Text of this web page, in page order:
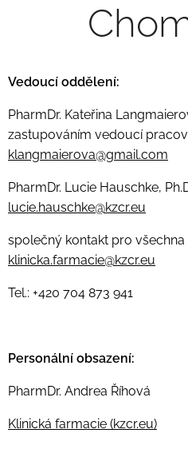
Vedoucí oddělení:
PharmDr. Kateřina
zastupováním vedoucí
klangmaierova@gmail.com
PharmDr. Lucie Hauschke,
lucie.hauschke@kzcr.eu
společný kontakt pro všechna
klinicka.farmacie@kzcr.eu
Tel.: +420 704 873 941
Personální obsazení:
PharmDr. Andrea Říhová
Klinická farmacie (kzcr.eu)